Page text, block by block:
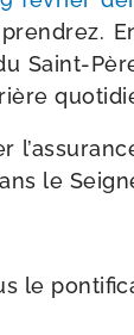
pren­drez.
Saint-​
le
le